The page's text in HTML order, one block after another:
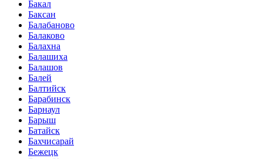
Бакал
Баксан
Балабаново
Балаково
Балахна
Балашиха
Балашов
Балей
Балтийск
Барабинск
Барнаул
Барыш
Батайск
Бахчисарай
Бежецк